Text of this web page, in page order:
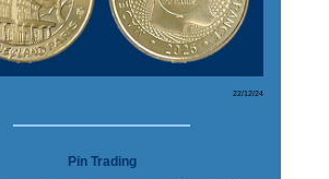
22/12/24
Pin Trading